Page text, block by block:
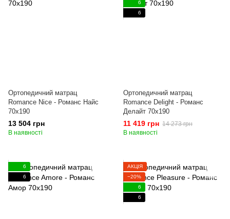
Ортопедичний матрац
Romance Nice - Романс Найс
70x190
13 504 грн
В наявності
6
6
Ортопедичний матрац
Romance Delight - Романс
Делайт 70x190
11 419 грн 14 273 грн
В наявності
6
6
АКЦІЯ
−20%
6
6